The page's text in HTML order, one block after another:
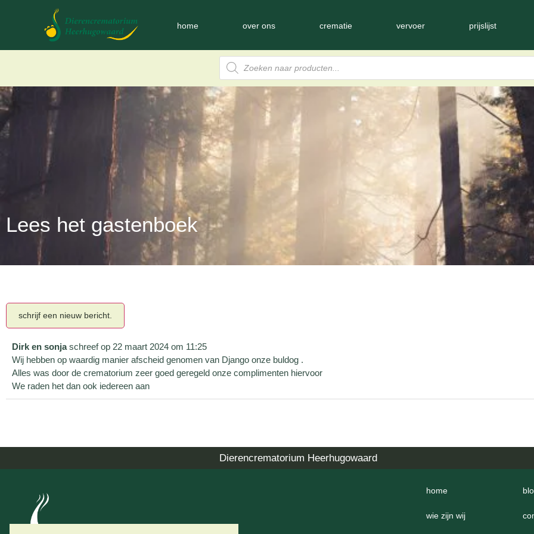
home over ons crematie vervoer prijslijst
Lees het gastenboek
Dirk en sonjaschreef op 22 maart 2024 om 11:25
Wij hebben op waardig manier afscheid genomen van Django onze buldog .
Alles was door de crematorium zeer goed geregeld onze complimenten hiervoor
We raden het dan ook iedereen aan
Dierencrematorium Heerhugowaard
home
wie zijn wij